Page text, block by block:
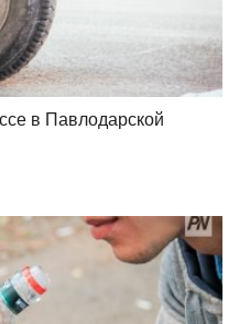
в Павлодарской